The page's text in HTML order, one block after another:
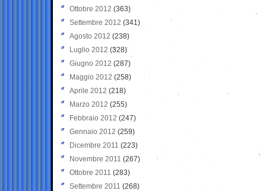
Ottobre 2012 (363)
Settembre 2012 (341)
Agosto 2012 (238)
Luglio 2012 (328)
Giugno 2012 (287)
Maggio 2012 (258)
Aprile 2012 (218)
Marzo 2012 (255)
Febbraio 2012 (247)
Gennaio 2012 (259)
Dicembre 2011 (223)
Novembre 2011 (267)
Ottobre 2011 (283)
Settembre 2011 (268)